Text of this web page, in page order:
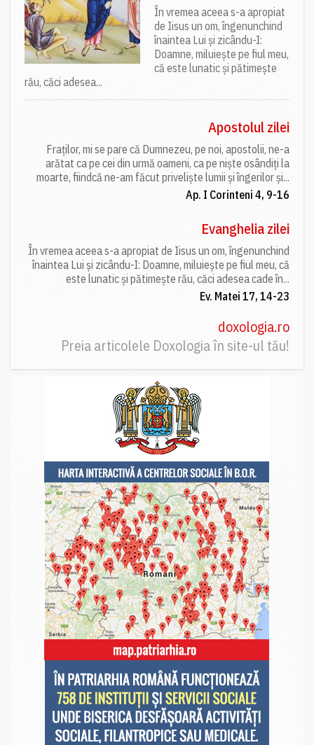
În vremea aceea s-a apropiat
de Iisus un om, îngenunchind
înaintea Lui și zicându-I:
Doamne, miluiește pe fiul meu,
că este lunatic și pătimește
rău, căci adesea...
Apostolul zilei
Fraților, mi se pare că Dumnezeu, pe noi, apostolii, ne-a
arătat ca pe cei din urmă oameni, ca pe niște osândiți la
moarte, fiindcă ne-am făcut priveliște lumii și îngerilor și...
Ap. I Corinteni 4, 9-16
Evanghelia zilei
În vremea aceea s-a apropiat de Iisus un om, îngenunchind
înaintea Lui și zicându-I: Doamne, miluiește pe fiul meu, că
este lunatic și pătimește rău, căci adesea cade în...
Ev. Matei 17, 14-23
doxologia.ro
Preia articolele Doxologia în site-ul tău!